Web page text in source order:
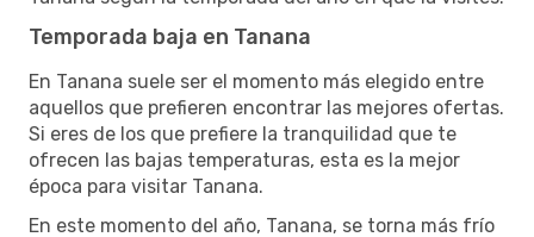
Temporada baja en Tanana
En Tanana suele ser el momento más elegido entre
aquellos que prefieren encontrar las mejores ofertas.
Si eres de los que prefiere la tranquilidad que te
ofrecen las bajas temperaturas, esta es la mejor
época para visitar Tanana.
En este momento del año, Tanana, se torna más frío